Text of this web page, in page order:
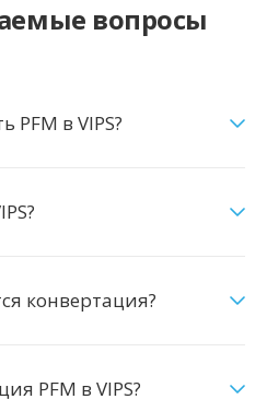
вопросы
PFM в VIPS?
конвертация?
PFM в VIPS?